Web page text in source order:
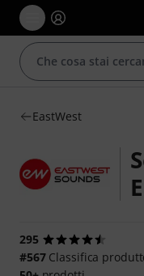
EastWest
295
#567Classifica